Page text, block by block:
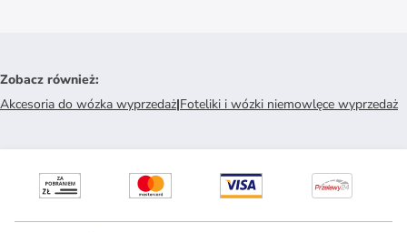
Zobacz również:
Akcesoria do wózka wyprzedaż|Foteliki i wózki niemowlęce wyprzedaż